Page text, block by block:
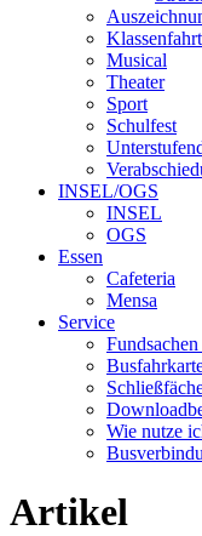
Musical
Theater
Sport
Schulfest
INSEL/OGS
INSEL
OGS
Essen
Cafeteria
Mensa
Service
Wie nutze
Artikel